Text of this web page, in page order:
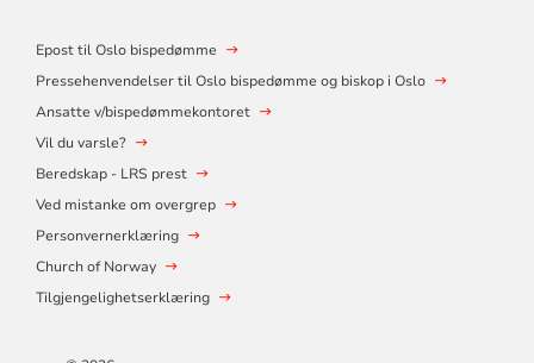
Epost til Oslo bispedømme
Pressehenvendelser til Oslo bispedømme og biskop i Oslo
Ansatte v/bispedømmekontoret
Vil du varsle?
Beredskap - LRS prest
Ved mistanke om overgrep
Personvernerklæring
Church of Norway
Tilgjengelighetserklæring